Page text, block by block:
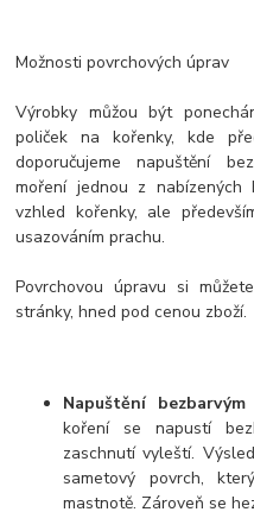
Možnosti povrchových úprav
Výrobky můžou být
poliček na kořenky, kde
doporučujeme napuštění
moření jednou z
vzhled kořenky, ale
usazováním prachu.
Povrchovou úpravu si
stránky, hned pod cenou zboží.
Napuštění
koření se napustí
zaschnutí vyleští.
sametový povrch,
mastnotě. Zároveň se